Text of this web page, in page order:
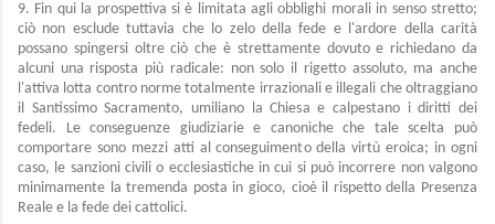
9. Fin qui la prospettiva si è limitata agli obblighi morali in senso stretto;
ciò non esclude tuttavia che lo zelo della fede e l'ardore della carità
possano spingersi oltre ciò che è strettamente dovuto e richiedano da
alcuni una risposta più radicale: non solo il rigetto assoluto, ma anche
l'attiva lotta contro norme totalmente irrazionali e illegali che oltraggiano
il Santissimo Sacramento, umiliano la Chiesa e calpestano i diritti dei
fedeli. Le conseguenze giudiziarie e canoniche che tale scelta può
comportare sono mezzi atti al conseguimento della virtù eroica; in ogni
caso, le sanzioni civili o ecclesiastiche in cui si può incorrere non valgono
minimamente la tremenda posta in gioco, cioè il rispetto della Presenza
Reale e la fede dei cattolici.